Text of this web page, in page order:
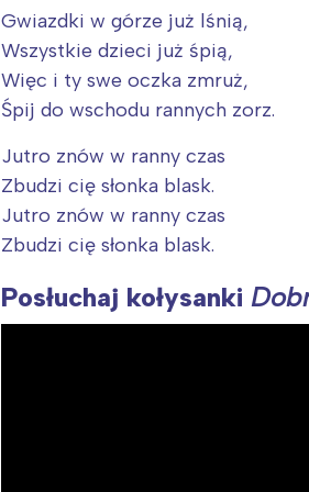
Gwiazdki w górze już lśnią,
Wszystkie dzieci już śpią,
Więc i ty swe oczka zmruż,
Śpij do wschodu rannych zorz.
Jutro znów w ranny czas
Zbudzi cię słonka blask.
Jutro znów w ranny czas
Zbudzi cię słonka blask.
Posłuchaj kołysanki